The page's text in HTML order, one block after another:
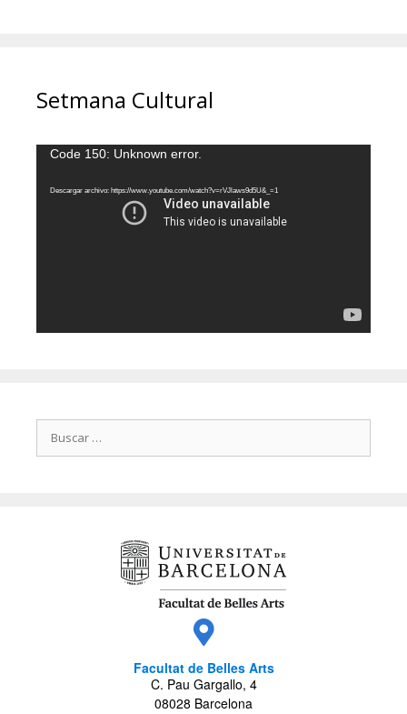
Setmana Cultural
Reproductor
vídeo
Code 150: Unknown error.
Descargar archivo: https://www.youtube.com/watch?v=rVJlaws9d5U&_=1
Facultat de Belles Arts
C. Pau Gargallo, 4
08028 Barcelona